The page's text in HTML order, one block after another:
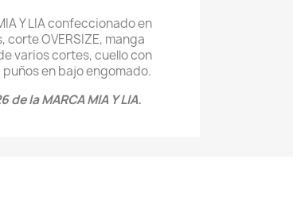
Y LIA confeccionado en
OVERSIZE, manga
varios cortes, cuello con
en bajo engomado.
de la MARCA MIA Y LIA.